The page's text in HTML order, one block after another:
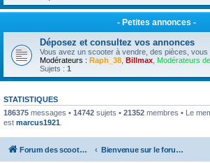
- Petites annonces -
Déposez et consultez vos annonces
Vous avez un scooter à vendre, des pièces, vous
Modérateurs : Raph_38 Billmax Modérateurs
Sujets : 1
STATISTIQUES
186375 messages • 14742 sujets • 21352 membres • Le
est marcus1921
Forum des scooters SYM - GTS -MAXSYM - CRUISYM - JOYMAX - Maxsym TL Bienvenue sur le forum des scooters de la gamme SYM